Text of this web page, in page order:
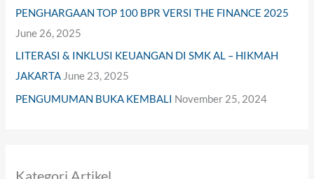
PENGHARGAAN TOP 100 BPR VERSI THE FINANCE 2025
June 26, 2025
LITERASI & INKLUSI KEUANGAN DI SMK AL – HIKMAH
JAKARTA June 23, 2025
PENGUMUMAN BUKA KEMBALI November 25, 2024
Kategori Artikel